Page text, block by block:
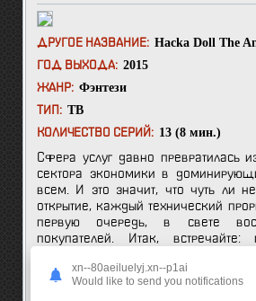
ДРУГОЕ НАЗВАНИЕ: Hacka Doll The
ГОД ВЫХОДА: 2015
ЖАНР: Фэнтези
ТИП: ТВ
КОЛИЧЕСТВО СЕРИЙ: 13 (8 мин.)
Сфера услуг давно превратилась
сектора экономики в
всем. И это значит, что чуть ли
открытие, каждый технический
первую очередь, в свете
покупателей. Итак, встречайте:
покорившее весь мир!
индивидуального
xn--80aeiluelyj.xn--p1ai
Would like to send you notifications